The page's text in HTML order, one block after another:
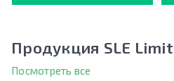
Продукция SLE
Посмотреть все